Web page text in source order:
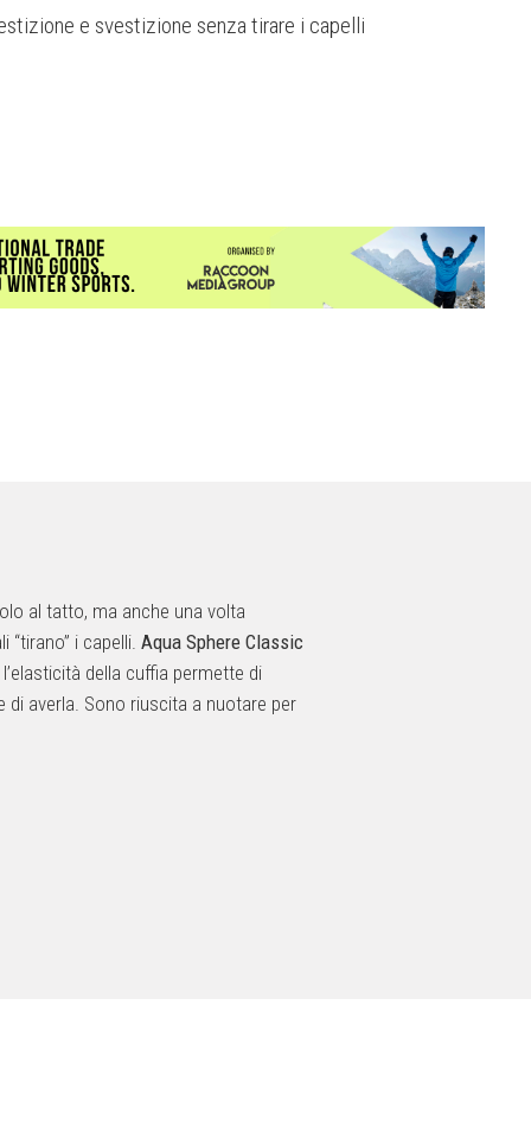
e svestizione senza tirare i capelli
al tatto, ma anche una volta
i capelli. Aqua Sphere Classic
della cuffia permette di
averla. Sono riuscita a nuotare per